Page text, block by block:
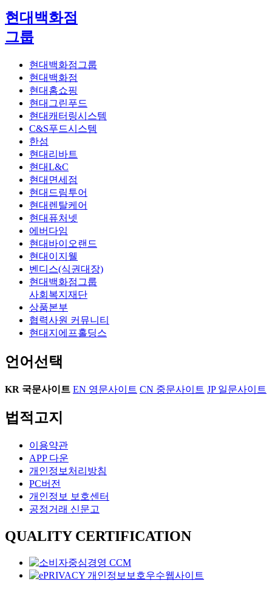
현대백화점
그룹
현대백화점그룹
현대백화점
현대홈쇼핑
현대그린푸드
현대캐터링시스템
C&S푸드시스템
한섬
현대리바트
현대L&C
현대면세점
현대드림투어
현대렌탈케어
현대퓨처넷
에버다임
현대바이오랜드
현대이지웰
벤디스(식권대장)
현대백화점그룹
사회복지재단
상품본부
협력사원 커뮤니티
현대지에프홀딩스
언어선택
KR 국문사이트 EN 영문사이트 CN 중문사이트 JP일문사이트
법적고지
이용약관
APP 다운
개인정보처리방침
PC버전
개인정보 보호센터
공정거래 신문고
QUALITY CERTIFICATION